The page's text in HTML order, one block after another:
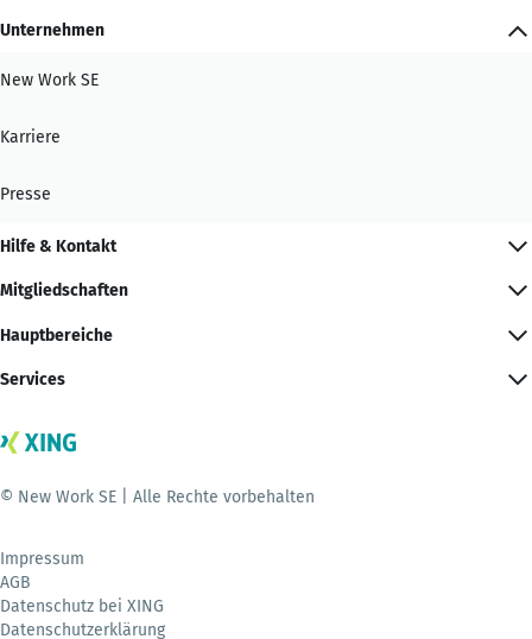
Unternehmen
New Work SE
Karriere
Presse
Hilfe & Kontakt
Mitgliedschaften
Hauptbereiche
Services
© New Work SE | Alle Rechte vorbehalten
Impressum
AGB
Datenschutz bei XING
Datenschutzerklärung